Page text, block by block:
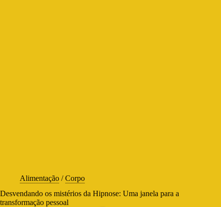
Alimentação /Corpo
Desvendando os mistérios da Hipnose: Uma janela para a
transformação pessoal